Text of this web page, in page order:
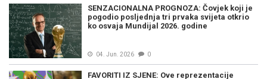
SENZACIONALNA PROGNOZA: Čovjek koji je
pogodio posljednja tri prvaka svijeta otkrio
ko osvaja Mundijal 2026. godine
04. Jun. 2026 0
FAVORITI IZ SJENE: Ove reprezentacije